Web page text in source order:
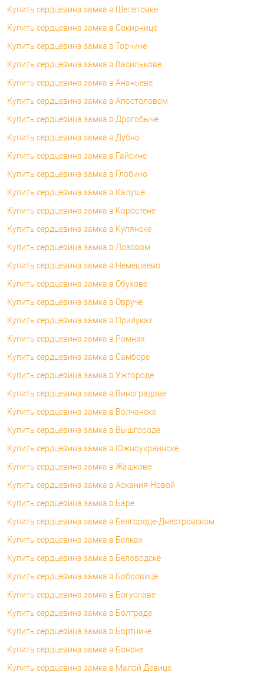
Купить сердцевина замка в Шепетовке
Купить сердцевина замка в Сокирнице
Купить сердцевина замка в Торчине
Купить сердцевина замка в Василькове
Купить сердцевина замка в Ананьеве
Купить сердцевина замка в Апостоловом
Купить сердцевина замка в Дрогобыче
Купить сердцевина замка в Дубно
Купить сердцевина замка в Гайсине
Купить сердцевина замка в Глобино
Купить сердцевина замка в Калуше
Купить сердцевина замка в Коростене
Купить сердцевина замка в Купянске
Купить сердцевина замка в Лозовом
Купить сердцевина замка в Немешаево
Купить сердцевина замка в Обухове
Купить сердцевина замка в Овруче
Купить сердцевина замка в Прилуках
Купить сердцевина замка в Ромнах
Купить сердцевина замка в Самборе
Купить сердцевина замка в Ужгороде
Купить сердцевина замка в Виноградове
Купить сердцевина замка в Волчанске
Купить сердцевина замка в Вышгороде
Купить сердцевина замка в Южноукраинске
Купить сердцевина замка в Жашкове
Купить сердцевина замка в Аскания-Новой
Купить сердцевина замка в Баре
Купить сердцевина замка в Белгороде-Днестровском
Купить сердцевина замка в Белках
Купить сердцевина замка в Беловодске
Купить сердцевина замка в Бобровице
Купить сердцевина замка в Богуславе
Купить сердцевина замка в Болграде
Купить сердцевина замка в Бортниче
Купить сердцевина замка в Боярке
Купить сердцевина замка в Малой Девице